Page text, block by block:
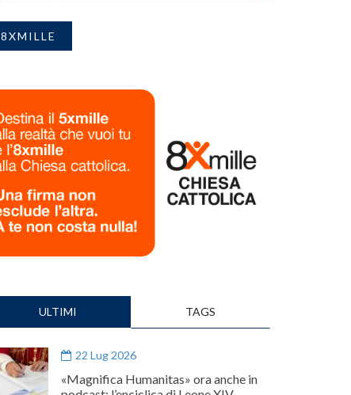
8XMILLE
ULTIMI TAGS
22 Lug 2026
«Magnifica Humanitas» ora anche in